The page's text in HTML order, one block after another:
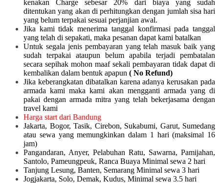
kenakan Charge sebesar 20% dari biaya yang sudah
ditentukan yang akan di perhitungkan dengan jumlah sisa hari
yang belum terpakai sesuai perjanjian awal.
Jika kami tidak menerima tanggal konfirmasi pada tanggal
yang telah di sepakati, maka pesanan dapat kami batalkan
Untuk segala jenis pembayaran yang telah masuk baik yang
sudah terpakai ataupun belum apabila terjadi pembatalan
secara sepihak mohon maaf sekali pembayaran tidak dapat di
kembalikan dalam bentuk apapun ( No Refund)
Jika keberangkatan dibatalkan karena adanya kerusakan pada
armada kami maka kami akan mengganti armada yang di
pakai dengan armada mitra yang telah bekerjasama dengan
travel kami
Harga start dari Bandung
Jakarta, Bogor, Tasik, Cirebon, Sukabumi, Garut, Sumedang
atau sewa yang memungkinkan dalam 1 hari (maksimal 16
jam)
Pangandaran, Anyer, Pelabuhan Ratu, Sawarna, Pamijahan,
Santolo, Pameungpeuk, Ranca Buaya Minimal sewa 2 hari
Tanjung Lesung, Banten, Semarang Minimal sewa 3 hari
Jogjakarta, Solo, Demak, Kudus, Minimal sewa 3.5 hari